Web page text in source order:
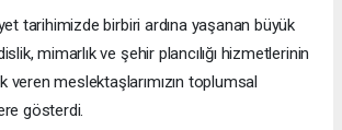
tarihimizde birbiri ardına yaşanan büyük
mimarlık ve şehir plancılığı hizmetlerinin
veren meslektaşlarımızın toplumsal
gösterdi.